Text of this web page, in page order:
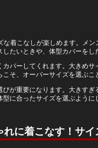
着こなしが楽しめます。メ
たいときや、体型カバーをし
バーしてくれます。大きめサ
そ、オーバーサイズを選ぶこ
が重要になります。大きす
に合ったサイズを選ぶように
れに着こなす！サ